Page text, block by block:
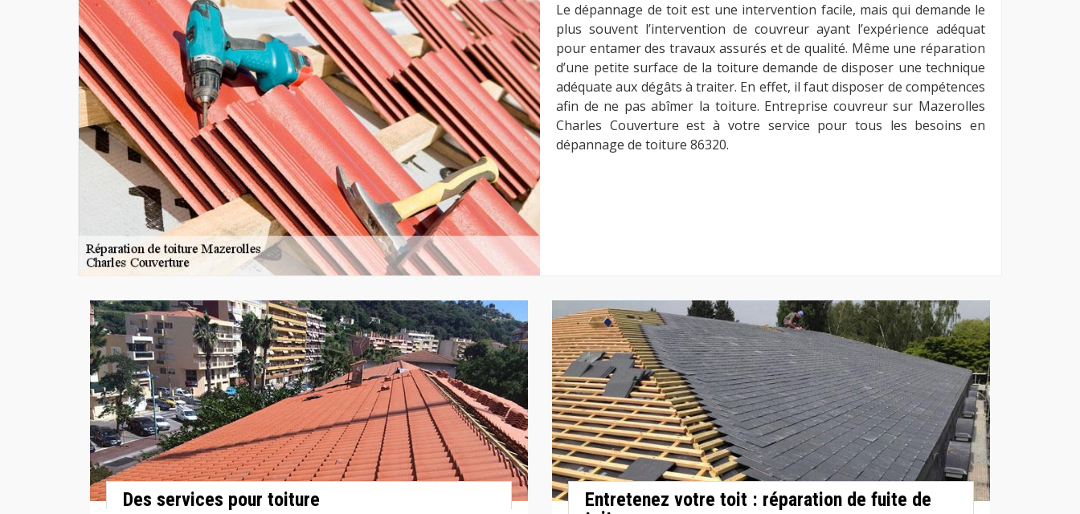
Le dépannage de toit est une intervention facile, mais qui demande le
plus souvent l’intervention de couvreur ayant l’expérience adéquat
pour entamer des travaux assurés et de qualité. Même une réparation
d’une petite surface de la toiture demande de disposer une technique
adéquate aux dégâts à traiter. En effet, il faut disposer de compétences
afin de ne pas abîmer la toiture. Entreprise couvreur sur Mazerolles
Charles Couverture est à votre service pour tous les besoins en
dépannage de toiture 86320.
Des services pour toiture
Entretenez votre toit : réparation de fuite de